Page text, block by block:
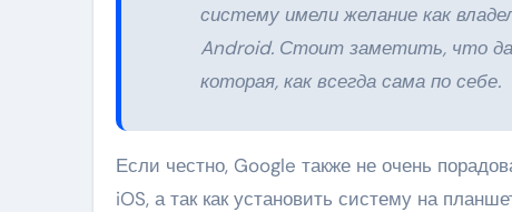
систему имели желание как
Android. Стоит заметить, что
которая, как всегда сама по себе.
Если честно, Google также не очень
iOS, а так как установить систему на